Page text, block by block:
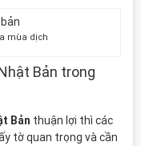
mùa dịch
Bản trong
Bản thuận lợi thì các
tờ quan trọng và cần